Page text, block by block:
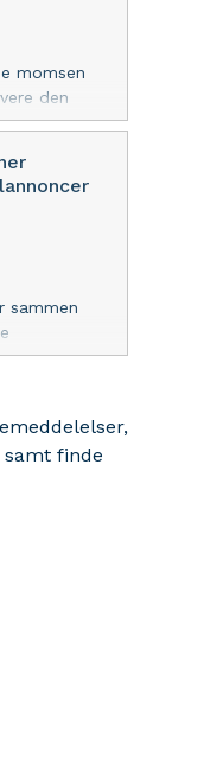
år. Nu
at alle
momsen
den
Det møder
netop
sammen
til EU-
platforme.
900 finde